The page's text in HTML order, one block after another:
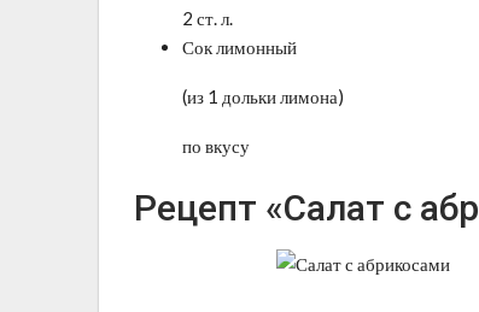
2 ст. л.
Сок лимонный
(из 1 дольки лимона)
по вкусу
Рецепт «Салат с